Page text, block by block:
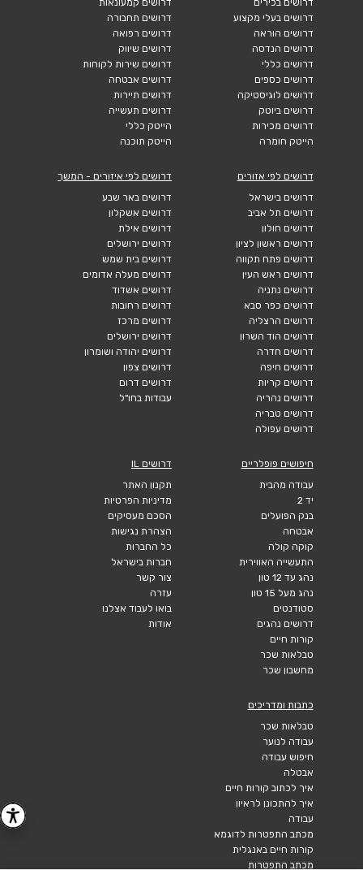
דרושים בעלי מקצוע
דרושים הוראה
דרושים הנדסה
דרושים כללי
דרושים כספים
דרושים לוגיסטיקה
דרושים ביוטק
דרושים מכירות
הייטק חומרה
דרושים תחבורה
דרושים רפואה
דרושים שיווק
דרושים שירות לקוחות
דרושים אבטחה
דרושים תיירות
דרושים תעשייה
הייטק כללי
הייטק תוכנה
דרושים לפי אזורים
דרושים בישראל
דרושים תל אביב
דרושים חולון
דרושים ראשון לציון
דרושים פתח תקווה
דרושים ראש העין
דרושים נתניה
דרושים כפר סבא
דרושים הרצליה
דרושים הוד השרון
דרושים חדרה
דרושים חיפה
דרושים קריות
דרושים נהריה
דרושים טבריה
דרושים עפולה
דרושים לפי איזורים - המשך
דרושים באר שבע
דרושים אשקלון
דרושים אילת
דרושים ירושלים
דרושים בית שמש
דרושים מעלה אדומים
דרושים אשדוד
דרושים רחובות
דרושים מרכז
דרושים ירושלים
דרושים יהודה ושומרון
דרושים צפון
דרושים דרום
עבודות בחו"ל
חיפושים פופלריים
עבודה מהבית
יד 2
בנק הפועלים
אבטחה
קוקה קולה
התעשייה האווירית
נהג עד 12 טון
נהג מעל 15 טון
סטודנטים
דרושים נהגים
קורות חיים
טבלאות שכר
מחשבון שכר
דרושים IL
תקנון האתר
מדיניות הפרטיות
הסכם מעסיקים
הצהרת נגישות
כל החברות
חברות בישראל
צור קשר
עזרה
בואו לעבוד אצלנו
אודות
כתבות ומדריכים
טבלאות שכר
עבודה לנוער
חיפוש עבודה
אבטלה
איך לכתוב קורות חיים
איך להתכונן לראיון
עבודה
מכתב התפטרות לדוגמא
קורות חיים באנגלית
מכתב התפטרות